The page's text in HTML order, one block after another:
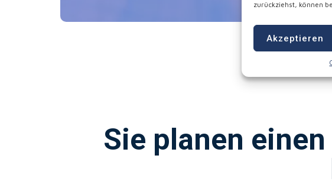
zurückziehst, können
Akzeptieren
Sie planen